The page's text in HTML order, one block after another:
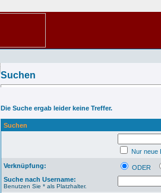
Suchen
Die Suche ergab leider keine Treffer.
Suchen
Nur neue
Verknüpfung:
ODER
Suche nach Username:
Benutzen Sie * als Platzhalter.